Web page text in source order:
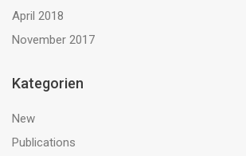
April 2018
November 2017
Kategorien
New
Publications